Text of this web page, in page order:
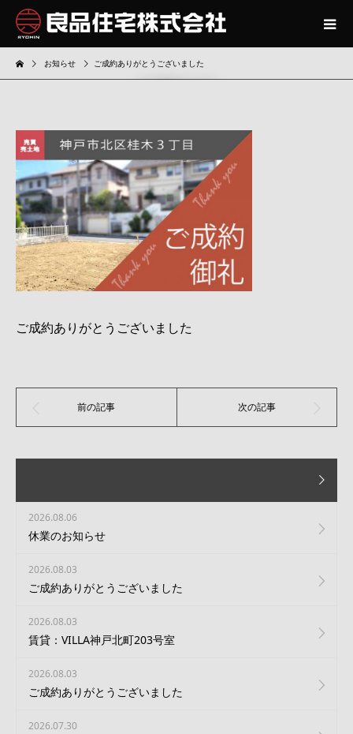
お知らせ ご成約ありがとうございました
ご成約ありがとうございました
2026.08.06
休業のお知らせ
2026.08.03
ご成約ありがとうございました
2026.08.03
賃貸：VILLA神戸北町203号室
2026.08.03
ご成約ありがとうございました
2026.07.30